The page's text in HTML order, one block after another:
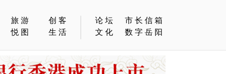
旅游
创客
悦图
生活
论坛
市长信箱
文化
数字岳阳